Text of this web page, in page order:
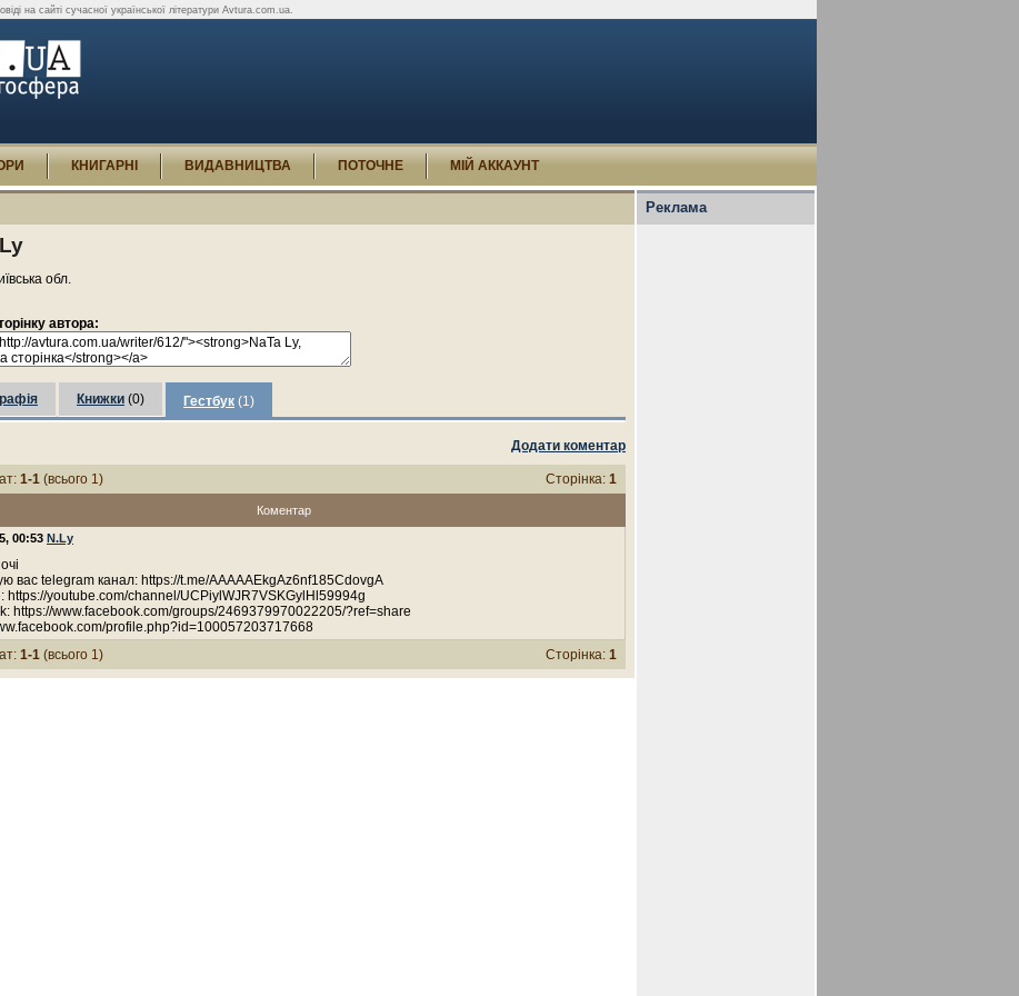
на сайті сучасної української літератури Avtura.com.ua.
КНИГАРНІ ВИДАВНИЦТВА ПОТОЧНЕ МІЙ АККАУНТ
обл.
автора:
Книжки (0) Гестбук (1)
Додати коментар
1-1 (всього 1) Сторінка: 1
Коментар
00:53 N.Ly
вас telegram канал: https://t.me/AAAAAEkgAz6nf185CdovgA
https://youtube.com/channel/UCPiylWJR7VSKGylHl59994g
https://www.facebook.com/groups/2469379970022205/?ref=share
profile.php?id=100057203717668
1-1 (всього 1) Сторінка: 1
Реклама